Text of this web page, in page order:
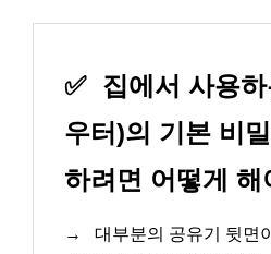
✅ 집에서 사용
우터)의 기본 비
하려면 어떻게
→
대부분의 공유기 뒷면